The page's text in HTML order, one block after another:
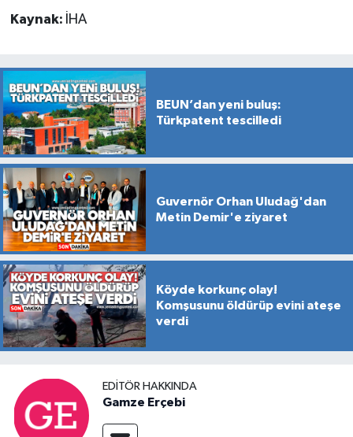
Kaynak: İHA
BEUN’dan yeni buluş:
Türkpatent tescilledi
Guvernör Orhan Uludağ'dan
Metin Demir'e ziyaret
Köyde korkunç olay!
Komşusunu öldürüp evini ateşe
verdi
EDITÖR HAKKINDA
Gamze Erçebi